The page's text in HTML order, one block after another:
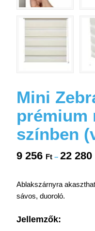
Mini
prémium
színben
9 256 Ft – 22 280
Ablakszárnyra
sávos, duoroló.
Jellemzők: